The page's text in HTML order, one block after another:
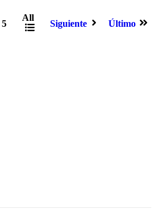
5
All
Siguiente Último